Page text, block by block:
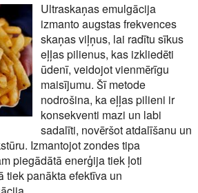
Ultraskaņas emulgācija
izmanto augstas frekvences
skaņas viļņus, lai radītu sīkus
eļļas pilienus, kas izkliedēti
ūdenī, veidojot vienmērīgu
maisījumu. Šī metode
nodrošina, ka eļļas pilieni ir
konsekventi mazi un labi
sadalīti, novēršot atdalīšanu un
Izmantojot zondes tipa
piegādātā enerģija tiek ļoti
tiek panākta efektīva un